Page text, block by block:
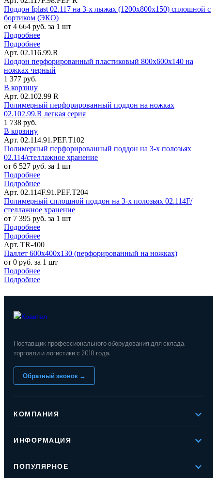
Поддон Iplast 02.117 на 3-х лыжах (1200х800х150) сплошной с
бортиком (ЭКО)
от 4 664 руб. за 1 шт
Подробнее
Подробнее
Арт. 02.116.99.R
Поддон перфорированный пластиковый 800х600х140 на
ножках черный
1 377 руб.
В корзину
Арт. 02.102.99 R
Полимерный перфорированный поддон на ножках
02.102.99.R легкая серия
1 738 руб.
В корзину
Арт. 02.114.91.PEF.Т102
Полимерный перфорированный поддон на 3-х полозьях
02.114/стеллажное хранение
от 6 527 руб. за 1 шт
Подробнее
Подробнее
Арт. 02.114F.91.PEF.Т204
Полимерный сплошной поддон на 3-х полозьях 02.114F/
стеллажное хранение
от 7 395 руб. за 1 шт
Подробнее
Подробнее
Арт. TR-400
Паллет 600х400х130 (перфорированный на ножках)
от 0 руб. за 1 шт
Подробнее
Подробнее
Поставщик профессионального оборудования для склада,
торговли и логистики с 2010 года.
Обратный звонок →
КОМПАНИЯ
Реквизиты
Контакты
ИНФОРМАЦИЯ
Доставка и оплата
ПОПУЛЯРНОЕ